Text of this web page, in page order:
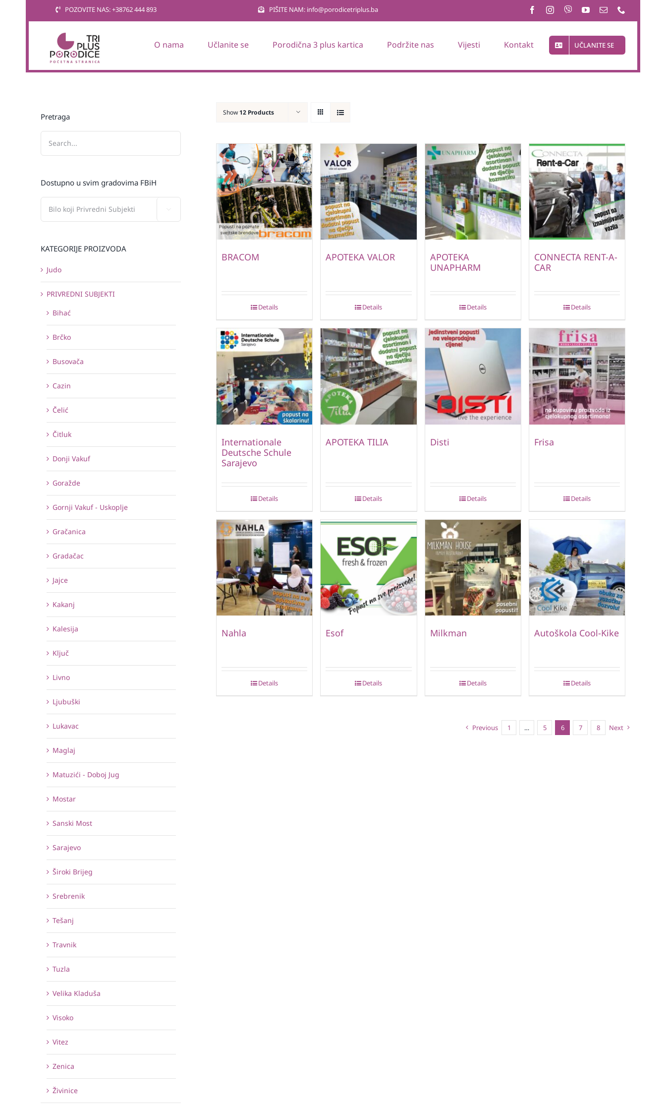
POZOVITE NAS: +38762 444 893 PIŠITE NAM: info@porodicetriplus.ba
O nama Učlanite se Porodična 3 plus kartica Podržite nas Vijesti Kontakt UČLANITE SE
Show 12 Products
BRACOM
Details
APOTEKA VALOR
Details
APOTEKA
UNAPHARM
Details
CONNECTA RENT-A-
CAR
Details
Internationale
Deutsche Schule
Sarajevo
Details
APOTEKA TILIA
Details
Disti
Details
Frisa
Details
Nahla
Details
Esof
Details
Milkman
Details
Autoškola Cool-Kike
Details
Previous 1 … 5 6 7 8 Next
Pretraga
Dostupno u svim gradovima FBiH
KATEGORIJE PROIZVODA
Judo
PRIVREDNI SUBJEKTI
Bihać
Brčko
Busovača
Cazin
Čelić
Čitluk
Donji Vakuf
Goražde
Gornji Vakuf - Uskoplje
Gračanica
Gradačac
Jajce
Kakanj
Kalesija
Ključ
Livno
Ljubuški
Lukavac
Maglaj
Matuzići - Doboj Jug
Mostar
Sanski Most
Sarajevo
Široki Brijeg
Srebrenik
Tešanj
Travnik
Tuzla
Velika Kladuša
Visoko
Vitez
Zenica
Živinice